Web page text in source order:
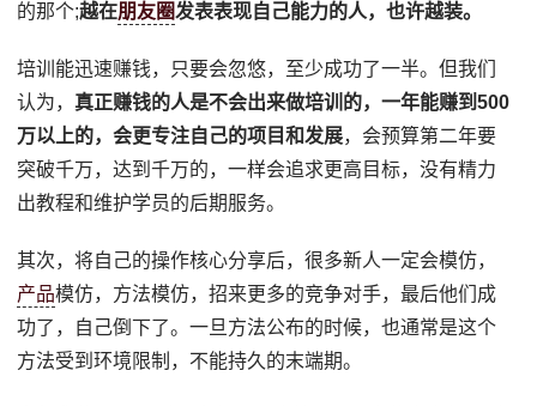
的那个;越在朋友圈发表表现自己能力的人，也许越装。
培训能迅速赚钱，只要会忽悠，至少成功了一半。但我们
认为， 真正赚钱的人是不会出来做培训的，一年能赚到500
万以上的，会更专注自己的项目和发展，会预算第二年要
突破千万，达到千万的，一样会追求更高目标，没有精力
出教程和维护学员的后期服务。
其次，将自己的操作核心分享后，很多新人一定会模仿，
产品模仿，方法模仿，招来更多的竞争对手，最后他们成
功了，自己倒下了。一旦方法公布的时候，也通常是这个
方法受到环境限制，不能持久的末端期。